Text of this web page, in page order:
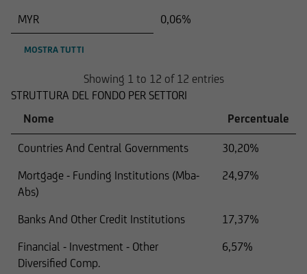
MYR
0,06%
MOSTRA TUTTI
Showing 1 to 12 of 12 entries
STRUTTURA DEL FONDO PER SETTORI
Nome
Percentuale
Countries And Central Governments
30,20%
Mortgage - Funding Institutions (Mba-
Abs)
24,97%
Banks And Other Credit Institutions
17,37%
Financial - Investment - Other
Diversified Comp.
6,57%
estratti di testi o materiale costituito da
immagini, necessita la preventiva approvazione
di UniCredit Invest Lux Société Anonyme.
Il contenuto del nostro sito Web è fornito a
scopo puramente informativo e non costituisce
il presupposto di alcun rapporto commerciale.
UniCredit Invest Lux Société Anonyme declina
qualsiasi responsabilità relativamente a
aggiornate o in caso di falsificazione delle
decisione commerciale, vi invitiamo a parlare
con uno dei nostri consulenti.